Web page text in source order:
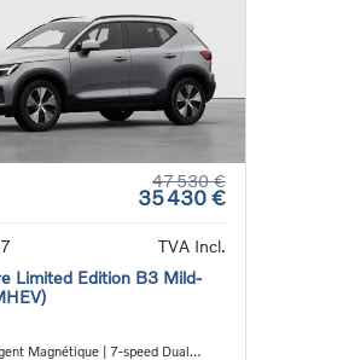
47 530 €
35 430 €
TVA Incl.
Limited Edition B3 Mild-
Magnétique | 7-speed Dual